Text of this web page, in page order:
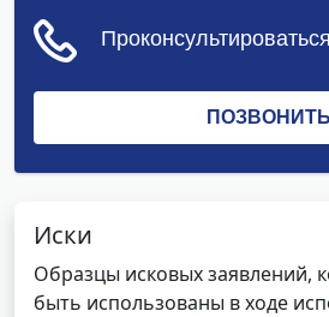
Иски
Образцы исковых заявлений,
быть использованы в ходе